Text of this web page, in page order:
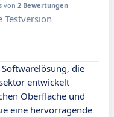
von 2 Bewertungen
Testversion
die
entwickelt
Oberfläche und
eine hervorragende